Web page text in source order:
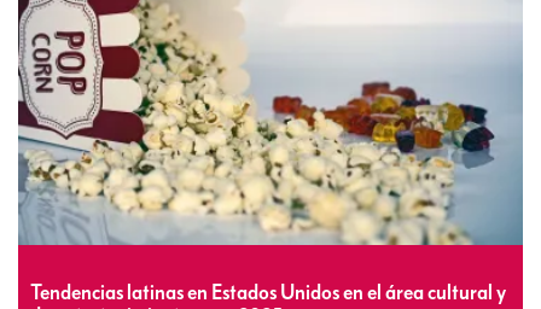
Tendencias latinas en Estados Unidos en el área cultural y